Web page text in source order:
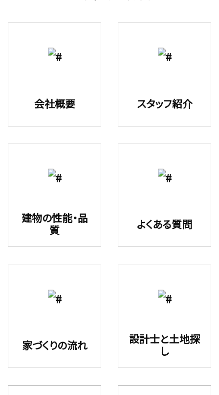
会社概要 スタッフ紹介
建物の性能・品
質
よくある質問
家づくりの流れ
設計⼠と⼟地探
し